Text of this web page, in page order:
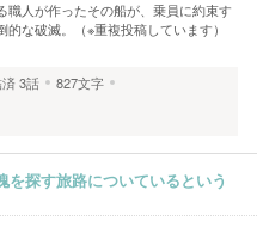
職人が作ったその船が、乗員に約束す
な破滅。（※重複投稿しています）
3話
827文字
を探す旅路についているという